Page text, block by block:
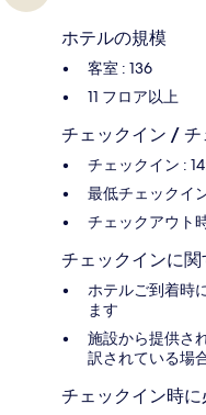
ホテルの規模
客室 : 136
11 フロア以上
チェックイン / チ
チェックイン :
最低チェックイ
チェックアウト
チェックインに
ホテルご到着時
ます
施設から提供さ
訳されている場
チェックイン時